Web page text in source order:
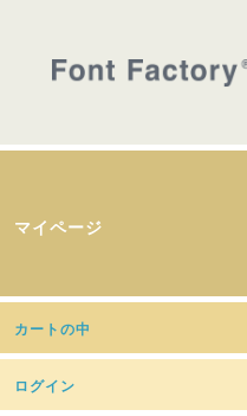
マイページ
カートの中
ログイン